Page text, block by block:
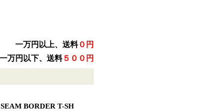
一万円以上、送料０円
一万円以下、送料５００円
BORDER T-SH